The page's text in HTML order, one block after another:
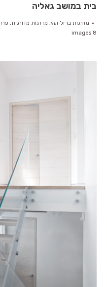
בית במושב גאליה
מדרגות ברזל ועץ, מדרגות מדורגות,
8 images